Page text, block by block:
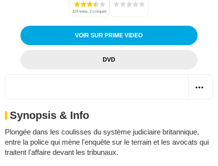
114 notes, 2 critiques
VOIR SUR PRIME VIDEO
DVD
Synopsis & Info
Plongée dans les coulisses du système judiciaire britannique,
entre la police qui mène l'enquête sur le terrain et les avocats qui
traitent l'affaire devant les tribunaux.